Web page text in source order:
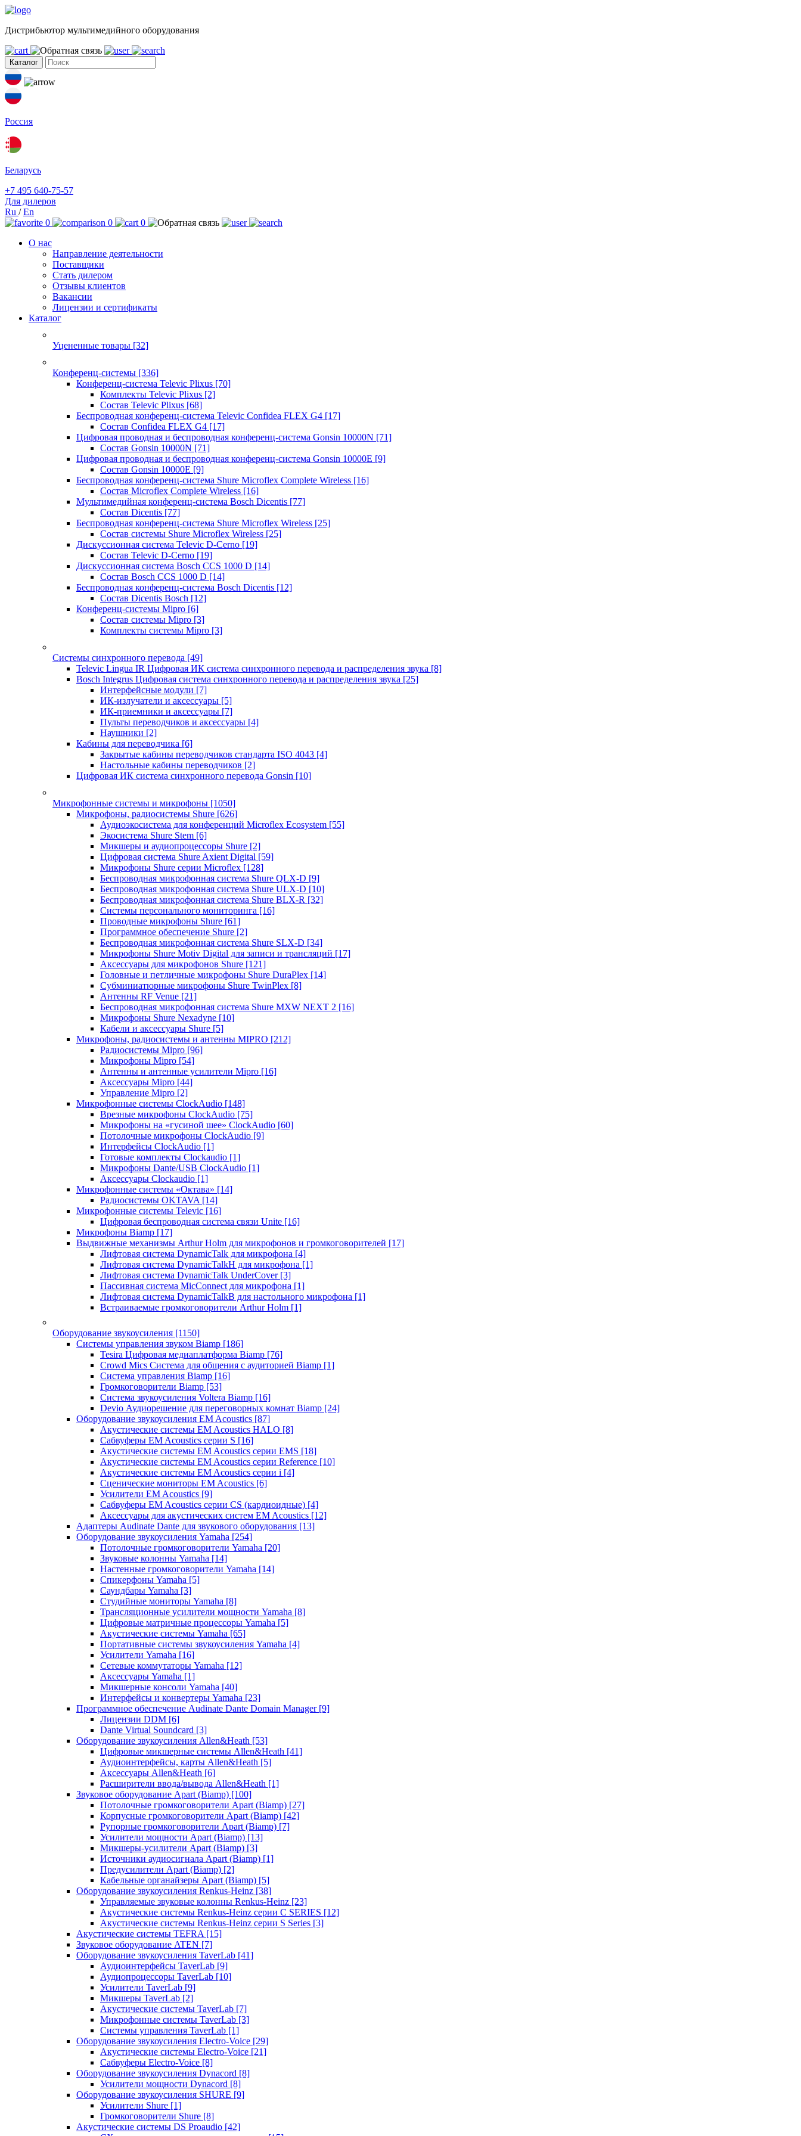
Дистрибьютор мультимедийного оборудования
Каталог
Россия
Беларусь
+7 495 640-75-57
Для дилеров
Ru /En
0
0
0
О нас
Направление деятельности
Поставщики
Стать дилером
Отзывы клиентов
Вакансии
Лицензии и сертификаты
Каталог
Уцененные товары [32]
Конференц-системы [336]
Конференц-система Televic Plixus [70]
Комплекты Televic Plixus [2]
Состав Televic Plixus [68]
Беспроводная конференц-система Televic Confidea FLEX G4 [17]
Состав Confidea FLEX G4 [17]
Цифровая проводная и беспроводная конференц-система Gonsin 10000N [71]
Состав Gonsin 10000N [71]
Цифровая проводная и беспроводная конференц-система Gonsin 10000E [9]
Состав Gonsin 10000E [9]
Беспроводная конференц-система Shure Microflex Complete Wireless [16]
Состав Microflex Complete Wireless [16]
Мультимедийная конференц-система Bosch Dicentis [77]
Состав Dicentis [77]
Беспроводная конференц-система Shure Microflex Wireless [25]
Состав системы Shure Microflex Wireless [25]
Дискуссионная система Televic D-Cerno [19]
Состав Televic D-Cerno [19]
Дискуссионная система Bosch CCS 1000 D [14]
Состав Bosch CCS 1000 D [14]
Беспроводная конференц-система Bosch Dicentis [12]
Состав Dicentis Bosch [12]
Конференц-системы Mipro [6]
Состав системы Mipro [3]
Комплекты системы Mipro [3]
Системы синхронного перевода [49]
Televic Lingua IR Цифровая ИК система синхронного перевода и распределения звука [8]
Bosch Integrus Цифровая система синхронного перевода и распределения звука [25]
Интерфейсные модули [7]
ИК-излучатели и аксессуары [5]
ИК-приемники и аксессуары [7]
Пульты переводчиков и аксессуары [4]
Наушники [2]
Кабины для переводчика [6]
Закрытые кабины переводчиков стандарта ISO 4043 [4]
Настольные кабины переводчиков [2]
Цифровая ИК система синхронного перевода Gonsin [10]
Микрофонные системы и микрофоны [1050]
Микрофоны, радиосистемы Shure [626]
Аудиоэкосистема для конференций Microflex Ecosystem [55]
Экосистема Shure Stem [6]
Микшеры и аудиопроцессоры Shure [2]
Цифровая система Shure Axient Digital [59]
Микрофоны Shure серии Microflex [128]
Беспроводная микрофонная система Shure QLX-D [9]
Беспроводная микрофонная система Shure ULX-D [10]
Беспроводная микрофонная система Shure BLX-R [32]
Системы персонального мониторинга [16]
Проводные микрофоны Shure [61]
Программное обеспечение Shure [2]
Беспроводная микрофонная система Shure SLX-D [34]
Микрофоны Shure Motiv Digital для записи и трансляций [17]
Аксессуары для микрофонов Shure [121]
Головные и петличные микрофоны Shure DuraPlex [14]
Субминиатюрные микрофоны Shure TwinPlex [8]
Антенны RF Venue [21]
Беспроводная микрофонная система Shure MXW NEXT 2 [16]
Микрофоны Shure Nexadyne [10]
Кабели и аксессуары Shure [5]
Микрофоны, радиосистемы и антенны MIPRO [212]
Радиосистемы Mipro [96]
Микрофоны Mipro [54]
Антенны и антенные усилители Mipro [16]
Аксессуары Mipro [44]
Управление Mipro [2]
Микрофонные системы ClockAudio [148]
Врезные микрофоны ClockAudio [75]
Микрофоны на «гусиной шее» ClockAudio [60]
Потолочные микрофоны ClockAudio [9]
Интерфейсы ClockAudio [1]
Готовые комплекты Clockaudio [1]
Микрофоны Dante/USB ClockAudio [1]
Аксессуары Clockaudio [1]
Микрофонные системы «Октава» [14]
Радиосистемы OKTAVA [14]
Микрофонные системы Televic [16]
Цифровая беспроводная система связи Unite [16]
Микрофоны Biamp [17]
Выдвижные механизмы Arthur Holm для микрофонов и громкоговорителей [17]
Лифтовая система DynamicTalk для микрофона [4]
Лифтовая система DynamicTalkH для микрофона [1]
Лифтовая система DynamicTalk UnderCover [3]
Пассивная система MicConnect для микрофона [1]
Лифтовая система DynamicTalkB для настольного микрофона [1]
Встраиваемые громкоговорители Arthur Holm [1]
Оборудование звукоусиления [1150]
Системы управления звуком Biamp [186]
Tesira Цифровая медиаплатформа Biamp [76]
Crowd Mics Система для общения с аудиторией Biamp [1]
Система управления Biamp [16]
Громкоговорители Biamp [53]
Система звукоусиления Voltera Biamp [16]
Devio Аудиорешение для переговорных комнат Biamp [24]
Оборудование звукоусиления EM Acoustics [87]
Акустические системы EM Acoustics HALO [8]
Сабвуферы EM Acoustics серии S [16]
Акустические системы EM Acoustics серии EMS [18]
Акустические системы EM Acoustics серии Reference [10]
Акустические системы EM Acoustics серии i [4]
Сценические мониторы EM Acoustics [6]
Усилители EM Acoustics [9]
Сабвуферы EM Acoustics серии CS (кардиоидные) [4]
Аксессуары для акустических систем EM Acoustics [12]
Адаптеры Audinate Dante для звукового оборудования [13]
Оборудование звукоусиления Yamaha [254]
Потолочные громкоговорители Yamaha [20]
Звуковые колонны Yamaha [14]
Настенные громкоговорители Yamaha [14]
Спикерфоны Yamaha [5]
Саундбары Yamaha [3]
Студийные мониторы Yamaha [8]
Трансляционные усилители мощности Yamaha [8]
Цифровые матричные процессоры Yamaha [5]
Акустические системы Yamaha [65]
Портативные системы звукоусиления Yamaha [4]
Усилители Yamaha [16]
Сетевые коммутаторы Yamaha [12]
Аксессуары Yamaha [1]
Микшерные консоли Yamaha [40]
Интерфейсы и конвертеры Yamaha [23]
Программное обеспечение Audinate Dante Domain Manager [9]
Лицензии DDM [6]
Dante Virtual Soundcard [3]
Оборудование звукоусиления Allen&Heath [53]
Цифровые микшерные системы Allen&Heath [41]
Аудиоинтерфейсы, карты Allen&Heath [5]
Аксессуары Allen&Heath [6]
Расширители ввода/вывода Allen&Heath [1]
Звуковое оборудование Apart (Biamp) [100]
Потолочные громкоговорители Apart (Biamp) [27]
Корпусные громкоговорители Apart (Biamp) [42]
Рупорные громкоговорители Apart (Biamp) [7]
Усилители мощности Apart (Biamp) [13]
Микшеры-усилители Apart (Biamp) [3]
Источники аудиосигнала Apart (Biamp) [1]
Предусилители Apart (Biamp) [2]
Кабельные органайзеры Apart (Biamp) [5]
Оборудование звукоусиления Renkus-Heinz [38]
Управляемые звуковые колонны Renkus-Heinz [23]
Акустические системы Renkus-Heinz серии C SERIES [12]
Акустические системы Renkus-Heinz серии S Series [3]
Акустические системы TEFRA [15]
Звуковое оборудование ATEN [7]
Оборудование звукоусиления TaverLab [41]
Аудиоинтерфейсы TaverLab [9]
Аудиопроцессоры TaverLab [10]
Усилители TaverLab [9]
Микшеры TaverLab [2]
Акустические системы TaverLab [7]
Микрофонные системы TaverLab [3]
Системы управления TaverLab [1]
Оборудование звукоусиления Electro-Voice [29]
Акустические системы Electro-Voice [21]
Сабвуферы Electro-Voice [8]
Оборудование звукоусиления Dynacord [8]
Усилители мощности Dynacord [8]
Оборудование звукоусиления SHURE [9]
Усилители Shure [1]
Громкоговорители Shure [8]
Акустические системы DS Proaudio [42]